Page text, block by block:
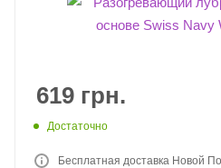
619 грн.
Достаточно
Бесплатная доставка Новой